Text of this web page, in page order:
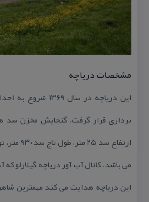
مشخصات دریاچه
برداری قرار گرفت. گنجایش مخزن
می باشد. كانال آب آور دریاچه گیلارلو
این دریاچه هدایت می كند مهمترین